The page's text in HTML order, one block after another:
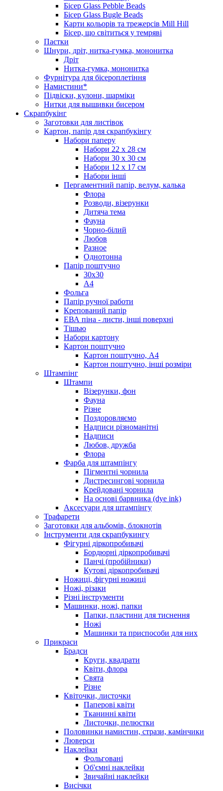
Бісер Glass Pebble Beads
Бісер Glass Bugle Beads
Карти кольорів та трежерсів Mill Hill
Бісер, що світиться у темряві
Паєтки
Шнури, дріт, нитка-гумка, мононитка
Дріт
Нитка-гумка, мононитка
Фурнітура для бісероплетіння
Намистини*
Підвіски, кулони, шарміки
Нитки для вышивки бисером
Скрапбукінг
Заготовки для листівок
Картон, папір для скрапбукінгу
Набори паперу
Набори 22 х 28 см
Набори 30 х 30 см
Набори 12 х 17 см
Набори інші
Пергаментний папір, велум, калька
Флора
Розводи, візерунки
Дитяча тема
Фауна
Чорно-білий
Любов
Разное
Однотонна
Папір поштучно
30х30
А4
Фольга
Папір ручної работи
Крепований папір
ЕВА піна - листи, інші поверхні
Тішью
Набори картону
Картон поштучно
Картон поштучно, А4
Картон поштучно, інші розміри
Штампінг
Штампи
Візерунки, фон
Фауна
Різне
Поздоровляємо
Надписи різноманітні
Надписи
Любов, дружба
Флора
Фарба для штампінгу
Пігментні чорнила
Дистресингові чорнила
Крейдовані чорнила
На основі барвника (dye ink)
Аксесуари для штампінгу
Трафарети
Заготовки для альбомів, блокнотів
Інструменти для скрапбукингу
Фігурні діркопробивачі
Бордюрні діркопробивачі
Панчі (пробійники)
Кутові діркопробивачі
Ножиці, фігурні ножиці
Ножі, різаки
Різні інструменти
Машинки, ножі, папки
Папки, пластини для тиснення
Ножі
Машинки та приспособи для них
Прикраси
Брадси
Круги, квадрати
Квіти, флора
Свята
Різне
Квіточки, листочки
Паперові квіти
Тканинні квіти
Листочки, пелюстки
Половинки намистин, стрази, камінчики
Люверси
Наклейки
Фольговані
Об'ємні наклейки
Звичайні наклейки
Висічки